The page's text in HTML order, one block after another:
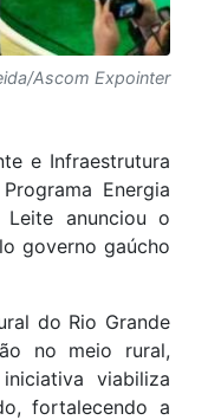
Ascom Expointer
e Infraestrutura
Energia
anunciou o
governo gaúcho
do Rio Grande
no meio rural,
viabiliza
fortalecendo a